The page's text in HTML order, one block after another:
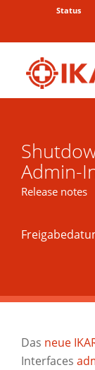
Status
Admin-
Release notes
Das neue
Interfaces